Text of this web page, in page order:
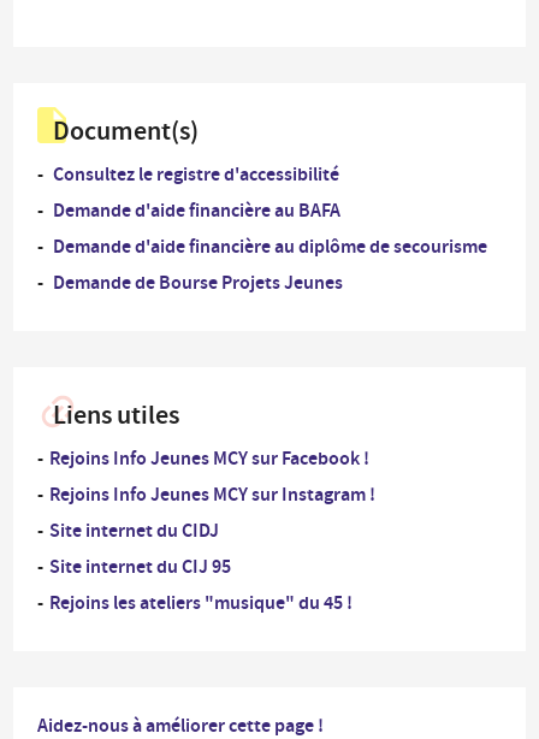
Document(s)
Consultez le registre d'accessibilité
Demande d'aide financière au BAFA
Demande d'aide financière au diplôme de secourisme
Demande de Bourse Projets Jeunes
Liens utiles
Rejoins Info Jeunes MCY sur Facebook !
Rejoins Info Jeunes MCY sur Instagram !
Site internet du CIDJ
Site internet du CIJ 95
Rejoins les ateliers "musique" du 45 !
Aidez-nous à améliorer cette page !